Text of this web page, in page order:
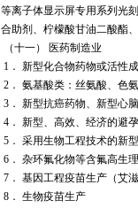
等离子体显示屏专用系列光
合助剂、柠檬酸甘油二酸酯
（十一） 医药制造业
1． 新型化合物药物或活性
2． 氨基酸类：丝氨酸、色
3． 新型抗癌药物、新型心
4． 新型、高效、经济的避
5． 采用生物工程技术的新
6． 杂环氟化物等含氟高生
7． 基因工程疫苗生产（艾
8． 生物疫苗生产